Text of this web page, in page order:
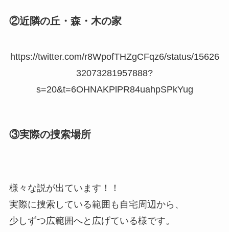
②近隣の丘・森・木の家
https://twitter.com/r8WpofTHZgCFqz6/status/15626
32073281957888?
s=20&t=6OHNAKPlPR84uahpSPkYug
③実際の捜索場所
様々な説が出ています！！
実際に捜索している範囲も自宅周辺から、
少しずつ広範囲へと広げている様です。